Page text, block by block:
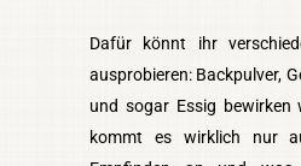
Dafür könnt ihr
ausprobieren: Backpulver,
und sogar Essig bewirken
kommt es wirklich nur